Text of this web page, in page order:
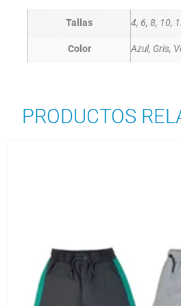
Tallas 4, 6, 8, 10,
Color Azul, Gris,
PRODUCTOS